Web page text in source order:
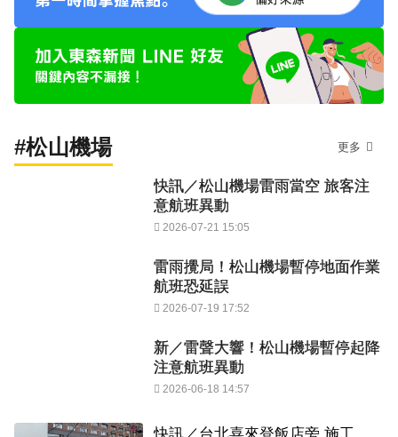
#松山機場 更多
快訊／松山機場雷雨當空 旅客注
意航班異動
2026-07-21 15:05
雷雨攪局！松山機場暫停地面作業
航班恐延誤
2026-07-19 17:52
新／雷聲大響！松山機場暫停起降
注意航班異動
2026-06-18 14:57